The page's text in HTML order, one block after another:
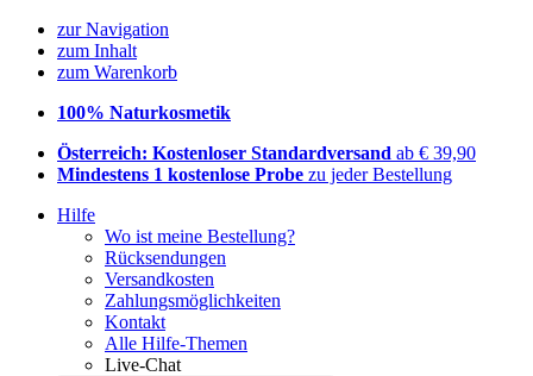
zur Navigation
zum Inhalt
zum Warenkorb
100% Naturkosmetik
Österreich: Kostenloser Standardversand ab € 39,90
Mindestens 1 kostenlose Probe zu jeder Bestellung
Hilfe
Wo ist meine Bestellung?
Rücksendungen
Versandkosten
Zahlungsmöglichkeiten
Kontakt
Alle Hilfe-Themen
Live-Chat